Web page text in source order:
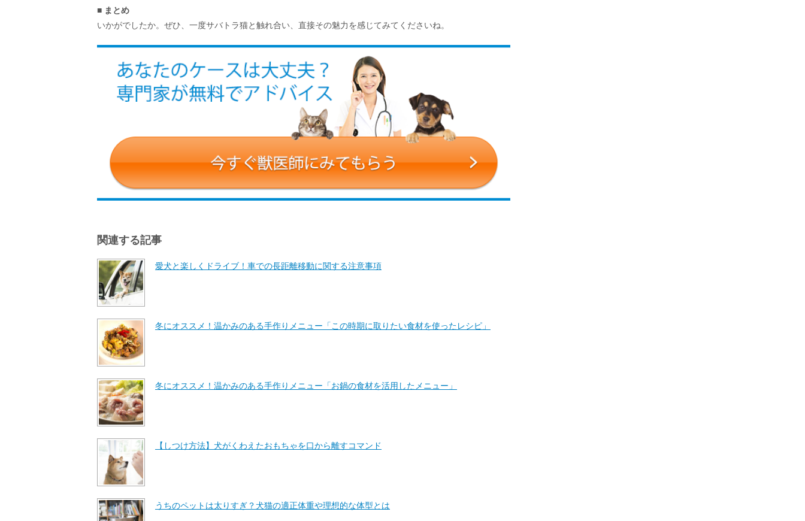
■ まとめ
いかがでしたか。ぜひ、一度サバトラ猫と触れ合い、直接その魅力を感じてみてくださいね。
関連する記事
愛犬と楽しくドライブ！車での長距離移動に関する注意事項
冬にオススメ！温かみのある手作りメニュー「この時期に取りたい食材を使ったレシピ」
冬にオススメ！温かみのある手作りメニュー「お鍋の食材を活用したメニュー」
【しつけ方法】犬がくわえたおもちゃを口から離すコマンド
うちのペットは太りすぎ？犬猫の適正体重や理想的な体型とは